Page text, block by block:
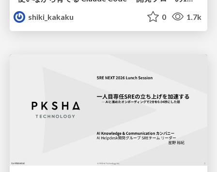
shiki_kakaku
0 1.7k